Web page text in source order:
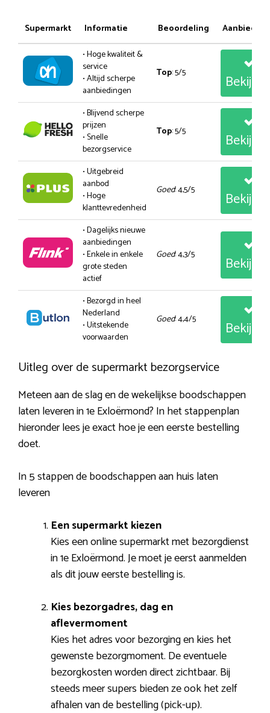
Supermarkt Informatie Beoordeling
• Hoge kwaliteit &
service
• Altijd scherpe
aanbiedingen
Top: 5/5
• Blijvend scherpe
prijzen
• Snelle
bezorgservice
Top: 5/5
• Uitgebreid
aanbod
• Hoge
klanttevredenheid
Goed: 4,5/5
• Dagelijks nieuwe
aanbiedingen
• Enkele in enkele
grote steden
actief
Goed: 4,3/5
• Bezorgd in heel
Nederland
• Uitstekende
voorwaarden
Goed: 4,4/5
Uitleg over de supermarkt bezorgservice
Meteen aan de slag en de wekelijkse boodschappen
laten leveren in 1e Exloërmond? In het stappenplan
hieronder lees je exact hoe je een eerste bestelling
doet.
In 5 stappen de boodschappen aan huis laten
leveren
Een supermarkt kiezen
Kies een online supermarkt met bezorgdienst
in 1e Exloërmond. Je moet je eerst aanmelden
als dit jouw eerste bestelling is.
Kies bezorgadres, dag en
aflevermoment
Kies het adres voor bezorging en kies het
gewenste bezorgmoment. De eventuele
bezorgkosten worden direct zichtbaar. Bij
steeds meer supers bieden ze ook het zelf
afhalen van de bestelling (pick-up).